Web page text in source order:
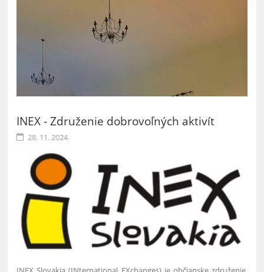
INEX - Združenie dobrovoľných aktivít
28. 11. 2024